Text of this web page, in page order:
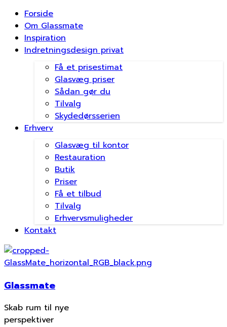
Forside
Om Glassmate
Inspiration
Indretningsdesign privat
Få et prisestimat
Glasvæg priser
Sådan gør du
Tilvalg
Skydedørsserien
Erhverv
Glasvæg til kontor
Restauration
Butik
Priser
Få et tilbud
Tilvalg
Erhvervsmuligheder
Kontakt
Glassmate
Skab rum til nye
perspektiver